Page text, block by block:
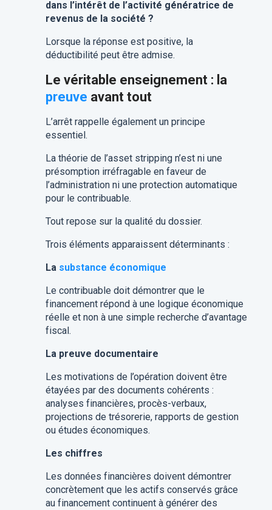
dans l’intérêt de l’activité génératrice de
revenus de la société ?
Lorsque la réponse est positive, la
déductibilité peut être admise.
Le véritable enseignement : la
preuve avant tout
L’arrêt rappelle également un principe
essentiel.
La théorie de l’asset stripping n’est ni une
présomption irréfragable en faveur de
l’administration ni une protection automatique
pour le contribuable.
Tout repose sur la qualité du dossier.
Trois éléments apparaissent déterminants :
La substance économique
Le contribuable doit démontrer que le
financement répond à une logique économique
réelle et non à une simple recherche d’avantage
fiscal.
La preuve documentaire
Les motivations de l’opération doivent être
étayées par des documents cohérents :
analyses financières, procès-verbaux,
projections de trésorerie, rapports de gestion
ou études économiques.
Les chiffres
Les données financières doivent démontrer
concrètement que les actifs conservés grâce
au financement continuent à générer des